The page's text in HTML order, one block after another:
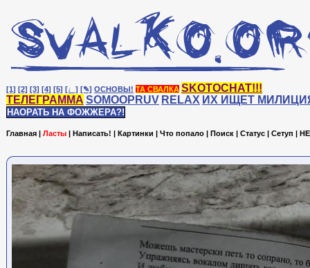
[1] [2] [3] [4] [5] [♩] [✎] ОСНОВЫ! ТА СВАЛКА SKOTOCHAT!!!
ТЕЛЕГРАММА SOMOOPRUV RELAX ИХ ИЩЕТ
НАОРАТЬ НА ФОЖЖЕРА?!
Главная | Ласты | Написать! | Картинки | Что попало | Поиск | Статус | Сетуп |